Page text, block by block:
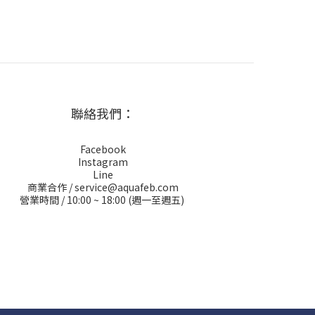
聯絡我們：
Facebook
Instagram
Line
商業合作 / service@aquafeb.com
營業時間 / 10:00 ~ 18:00 (週一至週五)